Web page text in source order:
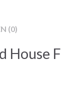
(0)
House F